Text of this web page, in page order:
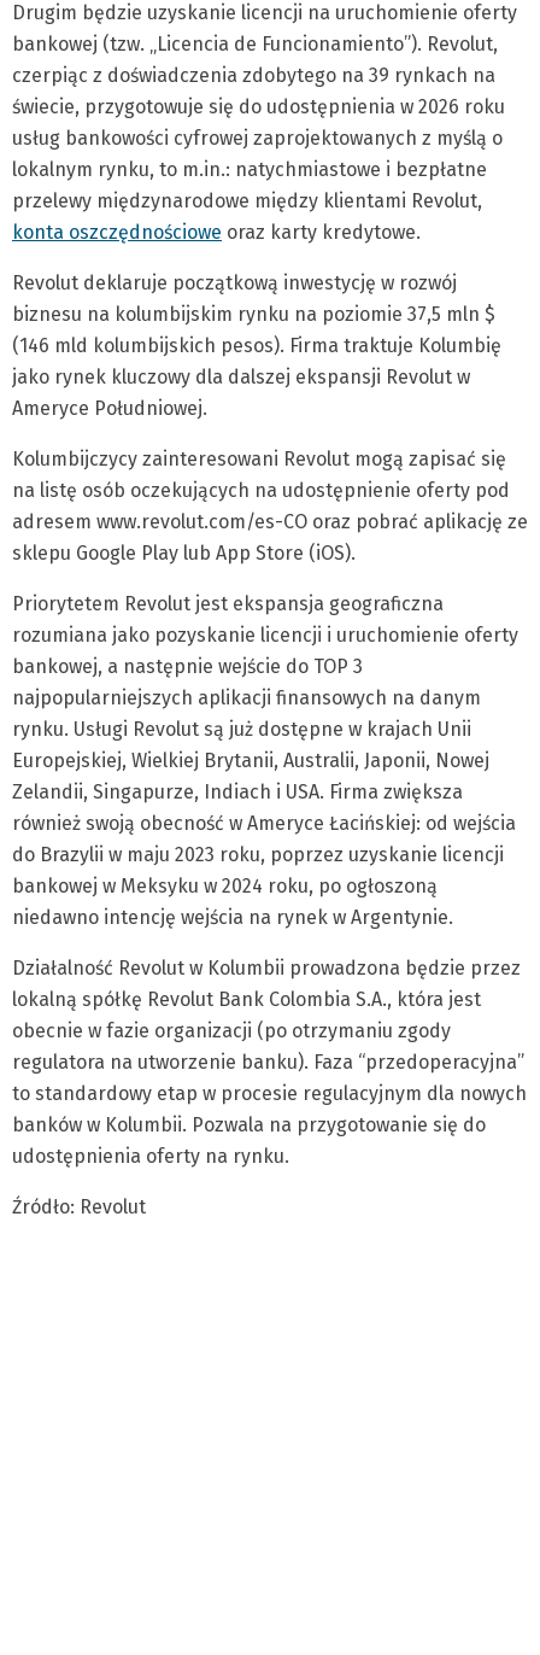
Drugim będzie uzyskanie licencji na uruchomienie oferty
bankowej (tzw. „Licencia de Funcionamiento”). Revolut,
czerpiąc z doświadczenia zdobytego na 39 rynkach na
świecie, przygotowuje się do udostępnienia w 2026 roku
usług bankowości cyfrowej zaprojektowanych z myślą o
lokalnym rynku, to m.in.: natychmiastowe i bezpłatne
przelewy międzynarodowe między klientami Revolut,
konta oszczędnościowe oraz karty kredytowe.
Revolut deklaruje początkową inwestycję w rozwój
biznesu na kolumbijskim rynku na poziomie 37,5 mln $
(146 mld kolumbijskich pesos). Firma traktuje Kolumbię
jako rynek kluczowy dla dalszej ekspansji Revolut w
Ameryce Południowej.
Kolumbijczycy zainteresowani Revolut mogą zapisać się
na listę osób oczekujących na udostępnienie oferty pod
adresem www.revolut.com/es-CO oraz pobrać aplikację ze
sklepu Google Play lub App Store (iOS).
Priorytetem Revolut jest ekspansja geograficzna
rozumiana jako pozyskanie licencji i uruchomienie oferty
bankowej, a następnie wejście do TOP 3
najpopularniejszych aplikacji finansowych na danym
rynku. Usługi Revolut są już dostępne w krajach Unii
Europejskiej, Wielkiej Brytanii, Australii, Japonii, Nowej
Zelandii, Singapurze, Indiach i USA. Firma zwiększa
również swoją obecność w Ameryce Łacińskiej: od wejścia
do Brazylii w maju 2023 roku, poprzez uzyskanie licencji
bankowej w Meksyku w 2024 roku, po ogłoszoną
niedawno intencję wejścia na rynek w Argentynie.
Działalność Revolut w Kolumbii prowadzona będzie przez
lokalną spółkę Revolut Bank Colombia S.A., która jest
obecnie w fazie organizacji (po otrzymaniu zgody
regulatora na utworzenie banku). Faza “przedoperacyjna”
to standardowy etap w procesie regulacyjnym dla nowych
banków w Kolumbii. Pozwala na przygotowanie się do
udostępnienia oferty na rynku.
Źródło: Revolut